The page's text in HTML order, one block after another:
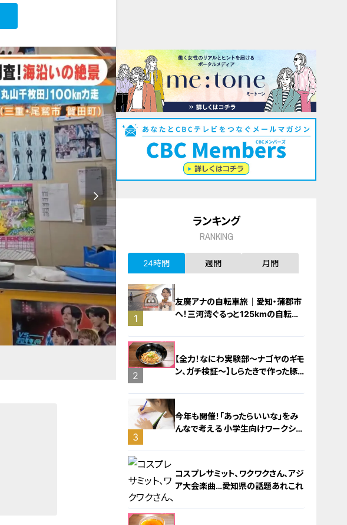
ランキング
RANKING
24時間 週間 月間
1
友廣アナの自転車旅｜愛知・蒲郡市
へ！三河湾ぐるっと125kmの自転車
2
【全力！なにわ実験部～ナゴヤのギモ
ン、ガチ検証～】しらたきで作った豚
3
今年も開催！「あったらいいな」をみ
んなで考える 小学生向けワークショ
コスプレサミット、ワクワクさん、アジ
ア大会楽曲…愛知県の話題あれこれ